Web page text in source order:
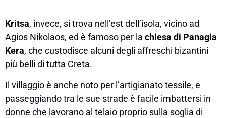
Kritsa, invece, si trova nell’est dell’isola, vicino ad
Agios Nikolaos, ed è famoso per la chiesa di Panagia
Kera, che custodisce alcuni degli affreschi bizantini
più belli di tutta Creta.
Il villaggio è anche noto per l’artigianato tessile, e
passeggiando tra le sue strade è facile imbattersi in
donne che lavorano al telaio proprio sulla soglia di